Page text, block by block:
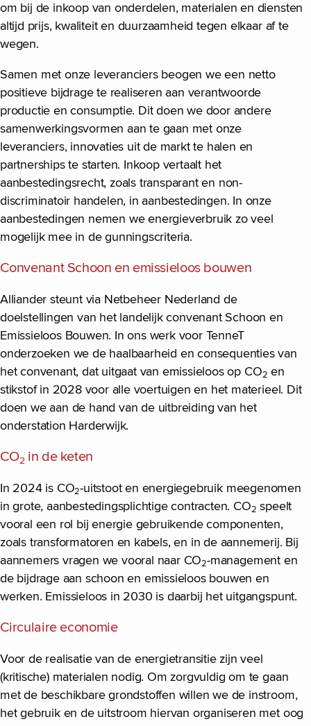
om bij de inkoop van onderdelen, materialen en diensten
altijd prijs, kwaliteit en duurzaamheid tegen elkaar af te
wegen.
Samen met onze leveranciers beogen we een netto
positieve bijdrage te realiseren aan verantwoorde
productie en consumptie. Dit doen we door andere
samenwerkingsvormen aan te gaan met onze
leveranciers, innovaties uit de markt te halen en
partnerships te starten. Inkoop vertaalt het
aanbestedingsrecht, zoals transparant en non-
discriminatoir handelen, in aanbestedingen. In onze
aanbestedingen nemen we energieverbruik zo veel
mogelijk mee in de gunningscriteria.
Convenant Schoon en emissieloos bouwen
Alliander steunt via Netbeheer Nederland de
doelstellingen van het landelijk convenant Schoon en
Emissieloos Bouwen. In ons werk voor TenneT
onderzoeken we de haalbaarheid en consequenties van
het convenant, dat uitgaat van emissieloos op CO2 en
stikstof in 2028 voor alle voertuigen en het materieel. Dit
doen we aan de hand van de uitbreiding van het
onderstation Harderwijk.
CO2 in de keten
In 2024 is CO2-uitstoot en energiegebruik meegenomen
in grote, aanbestedingsplichtige contracten. CO2 speelt
vooral een rol bij energie gebruikende componenten,
zoals transformatoren en kabels, en in de aannemerij. Bij
aannemers vragen we vooral naar CO2-management en
de bijdrage aan schoon en emissieloos bouwen en
werken. Emissieloos in 2030 is daarbij het uitgangspunt.
Circulaire economie
Voor de realisatie van de energietransitie zijn veel
(kritische) materialen nodig. Om zorgvuldig om te gaan
met de beschikbare grondstoffen willen we de instroom,
het gebruik en de uitstroom hiervan organiseren met oog